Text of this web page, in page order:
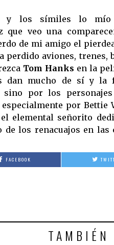
y los símiles lo
que veo una
de mi amigo el
perdido aviones, trenes,
Tom Hanks en la
dan mucho de sí y la
sino por los
especialmente por Bettie
elemental señorito
los renacuajos en las
FACEBOOK
TAMBIÉN